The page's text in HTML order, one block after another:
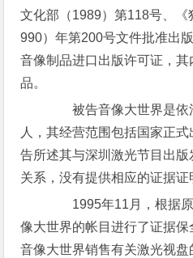
文化部（1989）第118号、
990）年第200号文件批准出
音像制品进口出版许可证，
品。
被告音像大世界是依
人，其经营范围包括国家正
告所述其与深圳激光节目出
关系，没有提供相应的证据证
1995年11月，根据原
像大世界的帐目进行了证据
音像大世界销售有关激光视